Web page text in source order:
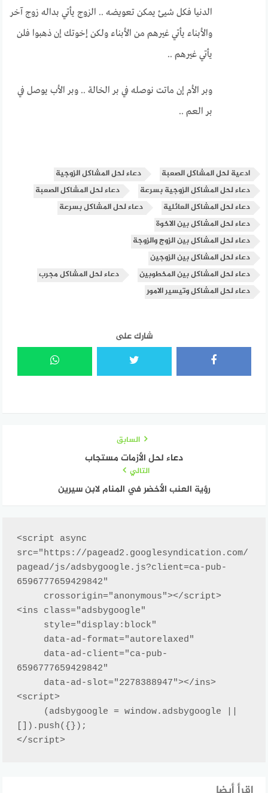
الدنيا فكل شيئ يمكن تعويضه .. الزوج يأتي بداله زوج آخر
والأبناء يأتي غيرهم من الأبناء ولكن إخوتك إن ذهبوا فلن
يأتي غيرهم ..
وبر الأم إن ماتت نوصله في بر الخالة .. وبر الأب يوصل في
بر العم ..
ادعية لحل المشاكل الصعبة
دعاء لحل المشاكل الزوجية
دعاء لحل المشاكل الزوجية بسرعة
دعاء لحل المشاكل الصعبة
دعاء لحل المشاكل العائلية
دعاء لحل المشاكل بسرعة
دعاء لحل المشاكل بين الاخوة
دعاء لحل المشاكل بين الزوج والزوجة
دعاء لحل المشاكل بين الزوجين
دعاء لحل المشاكل بين المخطوبين
دعاء لحل المشاكل مجرب
دعاء لحل المشاكل وتيسير الامور
شارك على
السابق
دعاء لحل الأزمات مستجاب
التالي
رؤية العنب الأخضر في المنام لابن سيرين
<script async
src="https://pagead2.googlesyndication.com/
pagead/js/adsbygoogle.js?client=ca-pub-
6596777659429842"
<ins class="adsbygoogle"
6596777659429842"
<script>
[]).push({});
</script>